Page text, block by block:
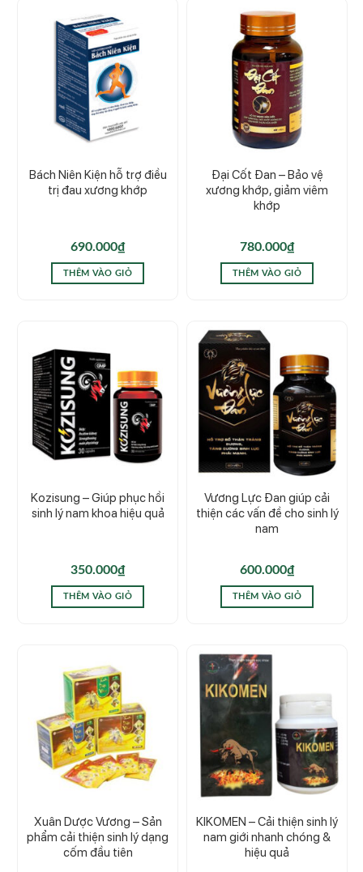
Bách Niên Kiện hỗ trợ điều
trị đau xương khớp
690.000₫
THÊM VÀO GIỎ
Đại Cốt Đan – Bảo vệ
xương khớp, giảm viêm
khớp
780.000₫
THÊM VÀO GIỎ
Kozisung – Giúp phục hồi
sinh lý nam khoa hiệu quả
350.000₫
THÊM VÀO GIỎ
Vương Lực Đan giúp cải
thiện các vấn đề cho sinh lý
nam
600.000₫
THÊM VÀO GIỎ
Xuân Dược Vương – Sản
phẩm cải thiện sinh lý dạng
cốm đầu tiên
KIKOMEN – Cải thiện sinh lý
nam giới nhanh chóng &
hiệu quả